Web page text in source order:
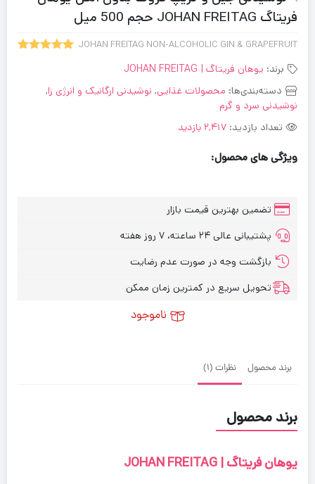
فریتاگ JOHAN FREITAG حجم 500 میل
JOHAN FREITAG NON-ALCOHOLIC GIN & GRAPEFRUIT
برند: یوهان فریتاگ | JOHAN FREITAG
دسته‌بندی‌ها: محصولات غذایی, نوشیدنی ارگانیک و انرژی زا,
نوشیدنی سرد و گرم
تعداد بازدید: 2,417 بازدید
ویژگی های محصول:
تضمین بهترین قیمت بازار
پشتیبانی عالی ۲۴ ساعته، ۷ روز هفته
بازگشت وجه در صورت عدم رضایت
تحویل سریع در کمترین زمان ممکن
ناموجود
برند محصول نظرات (1)
برند محصول
یوهان فریتاگ | JOHAN FREITAG